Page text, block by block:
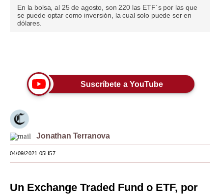
Pregunta de hoy
Blogs
Viajes
Estilos
Mundo
EEUU
En la bolsa, al 25 de agosto, son 220 las ETF´s por las que
se puede optar como inversión, la cual solo puede ser en
dólares.
Suscríbete a YouTube
Jonathan Terranova
04/09/2021 05H57
Un Exchange Traded Fund o ETF, por